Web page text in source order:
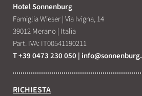
Hotel Sonnenburg
Famiglia Wieser|Via Ivigna, 14
39012 Merano| Italia
Part. IVA: IT00541190211
T +39 0473 230 050 | info@sonnenburg.
RICHIESTA